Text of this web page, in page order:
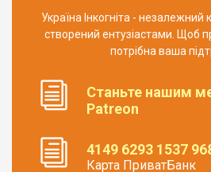
Україна Інкогніта - незалежний
створений ентузіастами. Щоб
потрібна ваша
Станьте нашим
Patreon
4149 6293 1537
Карта ПриватБанк